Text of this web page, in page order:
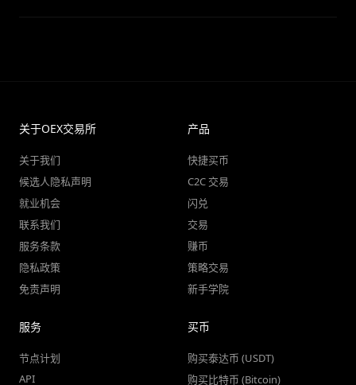
关于OEX交易所
关于我们
候选人隐私声明
就业机会
联系我们
服务条款
隐私政策
免责声明
产品
快捷买币
C2C 交易
闪兑
交易
赚币
策略交易
新手学院
服务
节点计划
API
买币
购买泰达币 (USDT)
购买比特币 (Bitcoin)